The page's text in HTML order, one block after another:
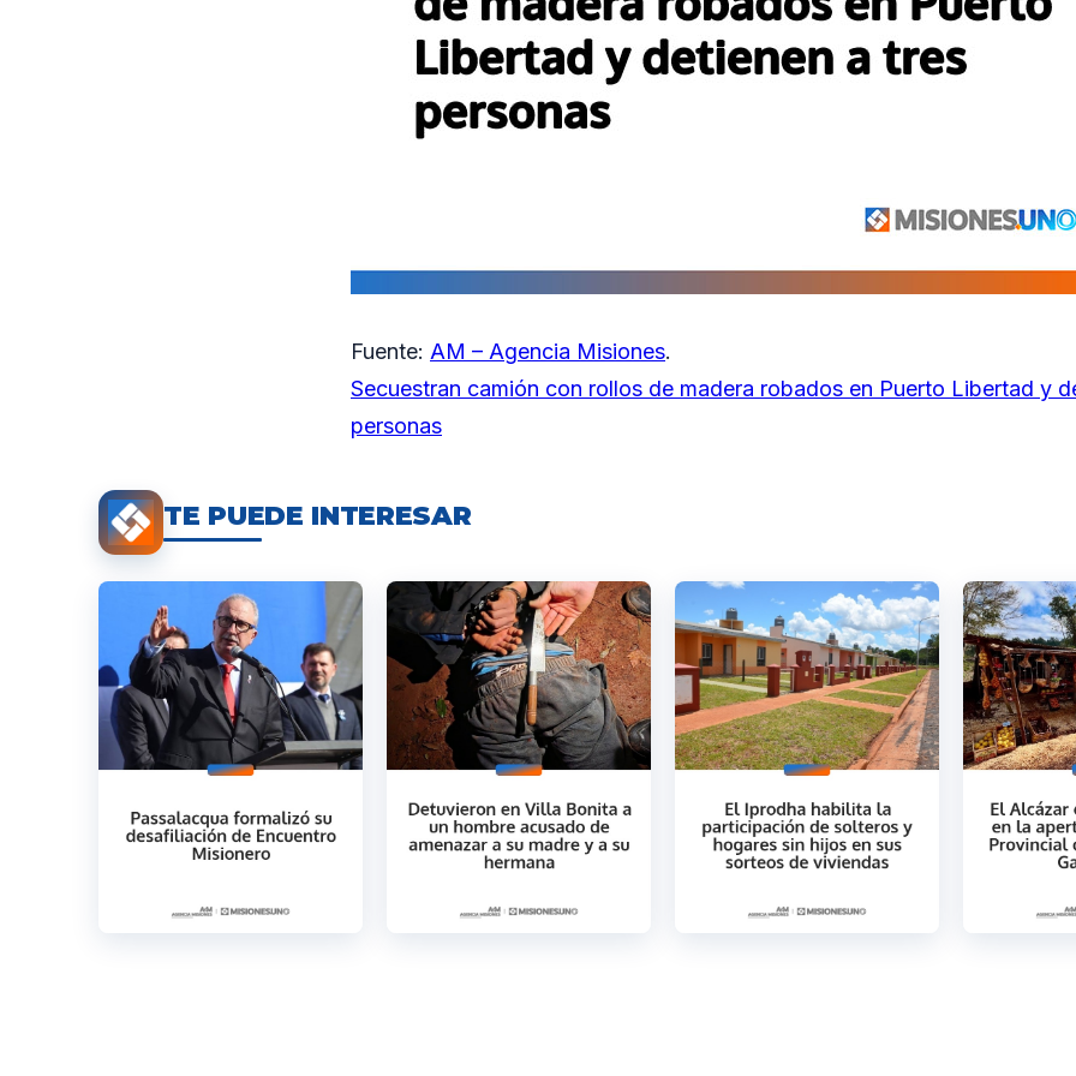
Fuente: AM – Agencia Misiones.
Secuestran camión con rollos de madera robados en Puerto Libertad y
personas
TE PUEDE INTERESAR